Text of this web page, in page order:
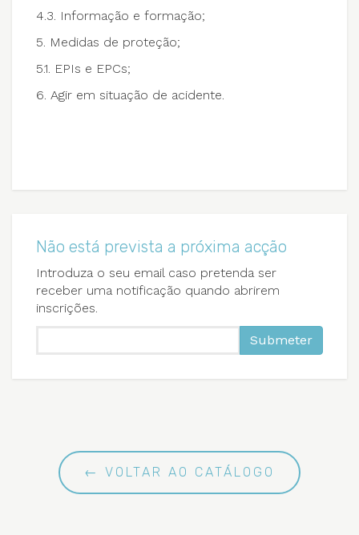
4.3. Informação e formação;
5. Medidas de proteção;
5.1. EPIs e EPCs;
6. Agir em situação de acidente.
Não está prevista a próxima acção
Introduza o seu email caso pretenda ser
receber uma notificação quando abrirem
inscrições.
Submeter
← VOLTAR AO CATÁLOGO